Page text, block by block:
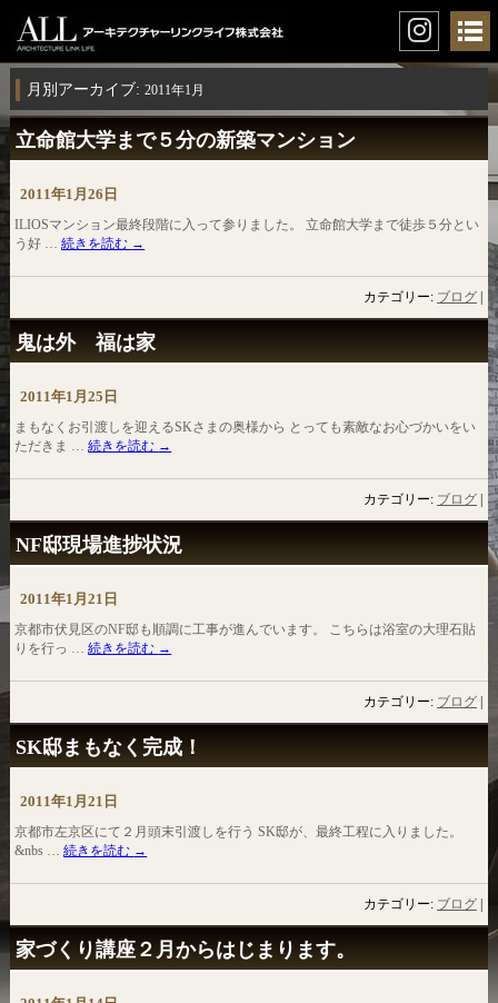
月別アーカイブ: 2011年1月
立命館大学まで５分の新築マンション
2011年1月26日
ILIOSマンション最終段階に入って参りました。 立命館大学まで徒歩５分とい
う好 …続きを読む →
カテゴリー: ブログ
鬼は外 福は家
2011年1月25日
まもなくお引渡しを迎えるSKさまの奥様から とっても素敵なお心づかいをい
ただきま …続きを読む →
カテゴリー: ブログ
NF邸現場進捗状況
2011年1月21日
京都市伏見区のNF邸も順調に工事が進んでいます。 こちらは浴室の大理石貼
りを行っ …続きを読む →
カテゴリー: ブログ
SK邸まもなく完成！
2011年1月21日
京都市左京区にて２月頭末引渡しを行う SK邸が、最終工程に入りました。
&nbs …続きを読む →
カテゴリー: ブログ
家づくり講座２月からはじまります。